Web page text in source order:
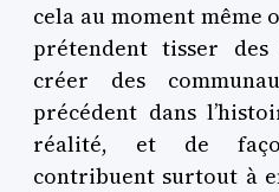
cela au moment même
prétendent tisser
créer des
précédent dans
réalité, et de
contribuent surtout à